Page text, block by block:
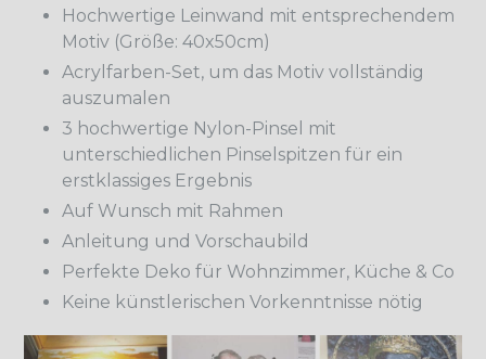
Hochwertige Leinwand mit entsprechendem
Motiv (Größe: 40x50cm)
Acrylfarben-Set, um das Motiv vollständig
auszumalen
3 hochwertige Nylon-Pinsel mit
unterschiedlichen Pinselspitzen für ein
erstklassiges Ergebnis
Auf Wunsch mit Rahmen
Anleitung und Vorschaubild
Perfekte Deko für Wohnzimmer, Küche & Co
Keine künstlerischen Vorkenntnisse nötig